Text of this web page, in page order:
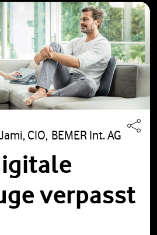
CIO, BEMER Int. AG
verpasst